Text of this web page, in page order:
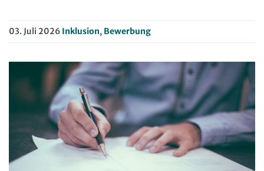
Mitbestimmungskompass
Beschäftigtendatenschutz
Lexikon
Arbeit in der JAV
Arbeit in der SBV
MAV
Arbeit in der MAV
Bücher
03. Juli 2026 Inklusion, Bewerbung